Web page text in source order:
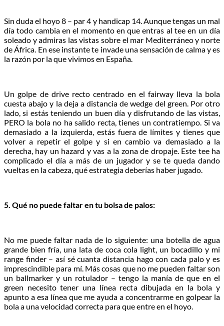
Sin duda el hoyo 8 – par 4 y handicap 14. Aunque tengas un mal
día todo cambia en el momento en que entras al tee en un día
soleado y admiras las vistas sobre el mar Mediterráneo y norte
de África. En ese instante te invade una sensación de calma y es
la razón por la que vivimos en España.
Un golpe de drive recto centrado en el fairway lleva la bola
cuesta abajo y la deja a distancia de wedge del green. Por otro
lado, si estás teniendo un buen día y disfrutando de las vistas,
PERO la bola no ha salido recta, tienes un contratiempo. Si va
demasiado a la izquierda, estás fuera de límites y tienes que
volver a repetir el golpe y si en cambio va demasiado a la
derecha, hay un hazard y vas a la zona de dropaje. Este tee ha
complicado el día a más de un jugador y se te queda dando
vueltas en la cabeza, qué estrategia deberías haber jugado.
5. Qué no puede faltar en tu bolsa de palos:
No me puede faltar nada de lo siguiente: una botella de agua
grande bien fría, una lata de coca cola light, un bocadillo y mi
range finder – así sé cuanta distancia hago con cada palo y es
imprescindible para mí. Más cosas que no me pueden faltar son
un ballmarker y un rotulador – tengo la manía de que en el
green necesito tener una línea recta dibujada en la bola y
apunto a esa línea que me ayuda a concentrarme en golpear la
bola a una velocidad correcta para que entre en el hoyo.